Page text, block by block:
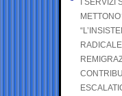
I SERVIZI